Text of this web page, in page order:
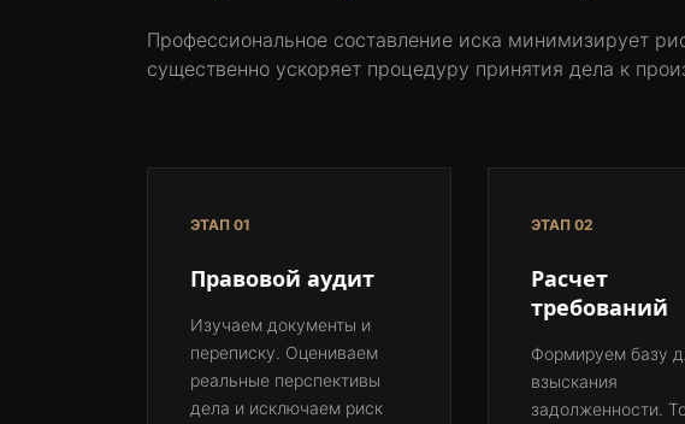
Профессиональное составление иска минимизирует
существенно ускоряет процедуру принятия дела к
ЭТАП 01
Правовой аудит
Изучаем документы и
переписку. Оцениваем
реальные перспективы
дела и исключаем риск
ЭТАП 02
Расчет
требований
Формируем базу
взыскания
задолженности.